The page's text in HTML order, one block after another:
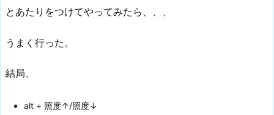
とあたりをつけてやってみたら、、、
うまく行った。
結局、
alt + 照度↑/照度↓